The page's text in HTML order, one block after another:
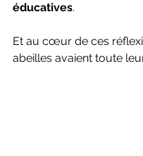
éducatives.
Et au cœur de ces
abeilles avaient toute